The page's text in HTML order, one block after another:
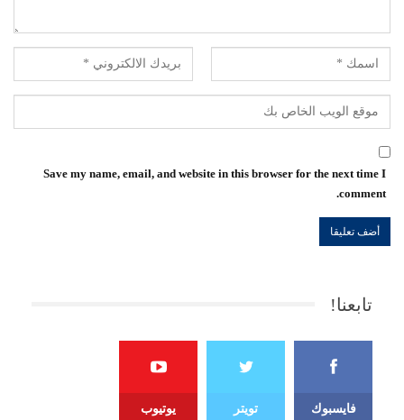
Save my name, email, and website in this browser for the next time I
comment.
تابعنا!
فايسبوك تويتر يوتيوب